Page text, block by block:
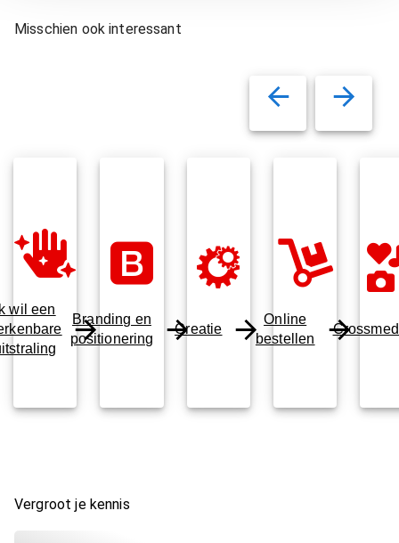
Misschien ook interessant
wil een
Branding en
positionering
Creatie
Online
bestellen
Vergroot je kennis